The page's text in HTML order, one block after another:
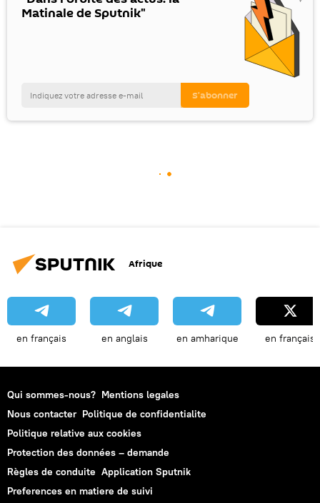
Matinale de Sputnik"
Afrique
en français en anglais en amharique en français
Qui sommes-nous? Mentions legales
Nous contacter Politique de confidentialite
Politique relative aux cookies
Protection des données – demande
Règles de conduite Application Sputnik
Preferences en matiere de suivi